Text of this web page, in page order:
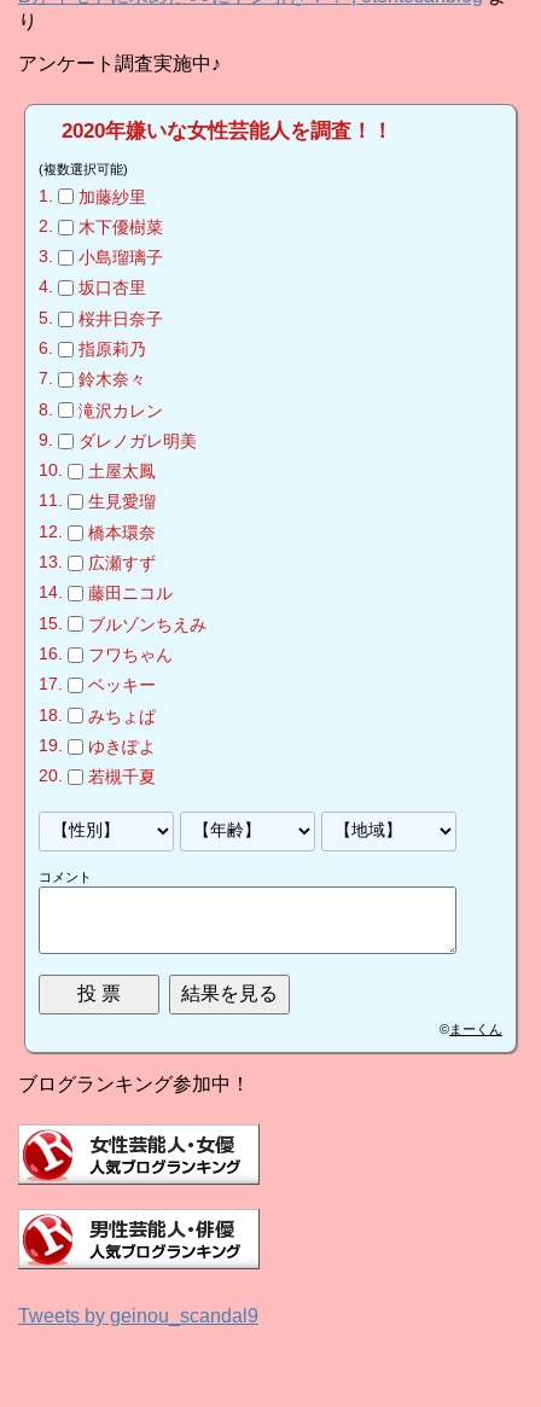
り
アンケート調査実施中♪
2020年嫌いな女性芸能人を調査！！
(複数選択可能)
加藤紗里
木下優樹菜
小島瑠璃子
坂口杏里
桜井日奈子
指原莉乃
鈴木奈々
滝沢カレン
ダレノガレ明美
土屋太鳳
生見愛瑠
橋本環奈
広瀬すず
藤田ニコル
ブルゾンちえみ
フワちゃん
ベッキー
みちょぱ
ゆきぽよ
若槻千夏
コメント
©まーくん
ブログランキング参加中！
Tweets by geinou_scandal9